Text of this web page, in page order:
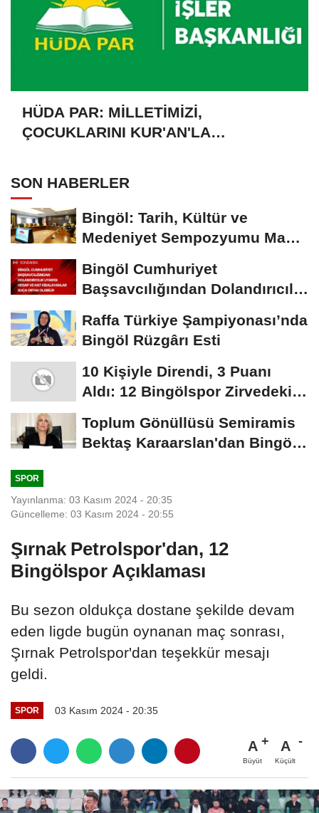
HÜDA PAR: MİLLETİMİZİ,
ÇOCUKLARINI KUR'AN'LA
SON HABERLER
Bingöl: Tarih, Kültür ve
Medeniyet Sempozyumu Mayıs
Bingöl Cumhuriyet
Başsavcılığından Dolandırıcılık
Raffa Türkiye Şampiyonası’nda
Bingöl Rüzgârı Esti
10 Kişiyle Direndi, 3 Puanı
Aldı: 12 Bingölspor Zirvedeki
Toplum Gönüllüsü Semiramis
Bektaş Karaarslan'dan Bingöl
SPOR
Yayınlanma: 03 Kasım 2024 - 20:35
Güncelleme: 03 Kasım 2024 - 20:55
Şırnak Petrolspor'dan, 12
Bingölspor Açıklaması
Bu sezon oldukça dostane şekilde devam
eden ligde bugün oynanan maç sonrası,
Şırnak Petrolspor'dan teşekkür mesajı
geldi.
SPOR 03 Kasım 2024 - 20:35
A
Büyüt
A
Küçült